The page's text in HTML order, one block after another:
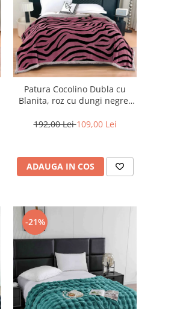
Patura Cocolino Dubla cu
Blanita, roz cu dungi negre-
192,00 Lei109,00 Lei
ADAUGA IN COS
-21%